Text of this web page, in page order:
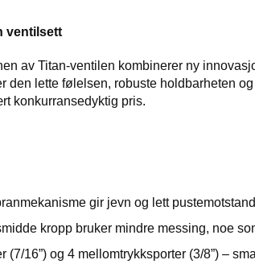
ventilsett
av Titan-ventilen kombinerer ny
den lette følelsen, robuste holdbarheten
konkurransedyktig pris.
gir jevn og lett
kropp bruker mindre messing, noe
(7/16”) og 4 mellomtrykksporter (3/8”) –